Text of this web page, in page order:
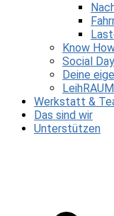
Know
Social
Deine
LeihRAUM
Werkstatt &
Das sind wir
Unterstützen